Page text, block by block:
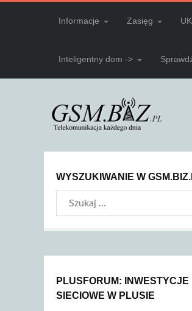
Informacje Zasięg
Inteligentny dom ->
WYSZUKIWANIE W
PLUSFORUM: INWESTYCJE
SIECIOWE W PLUSIE